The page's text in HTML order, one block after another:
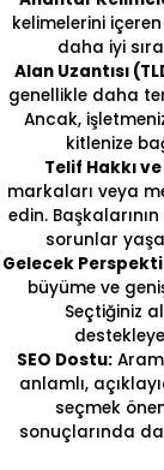
kelimelerini
daha iyi
Alan Uzantısı
genellikle daha
Ancak,
kitlenize
Telif Hakkı
markaları veya
edin.
sorunlar
Gelecek
büyüme ve
Seçtiğiniz
SEO Dostu:
anlamlı,
seçmek
sonuçlarında